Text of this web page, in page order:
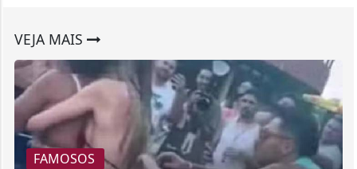
VEJA MAIS
FAMOSOS